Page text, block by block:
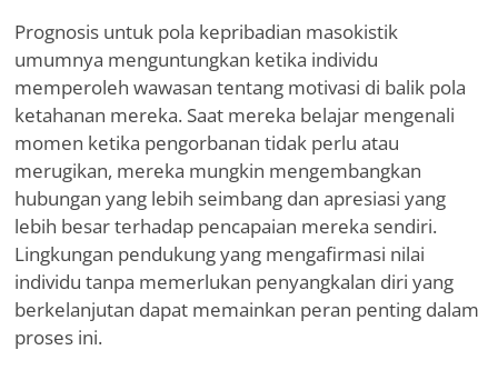
Prognosis untuk pola kepribadian masokistik
umumnya menguntungkan ketika individu
memperoleh wawasan tentang motivasi di balik pola
ketahanan mereka. Saat mereka belajar mengenali
momen ketika pengorbanan tidak perlu atau
merugikan, mereka mungkin mengembangkan
hubungan yang lebih seimbang dan apresiasi yang
lebih besar terhadap pencapaian mereka sendiri.
Lingkungan pendukung yang mengafirmasi nilai
individu tanpa memerlukan penyangkalan diri yang
berkelanjutan dapat memainkan peran penting dalam
proses ini.